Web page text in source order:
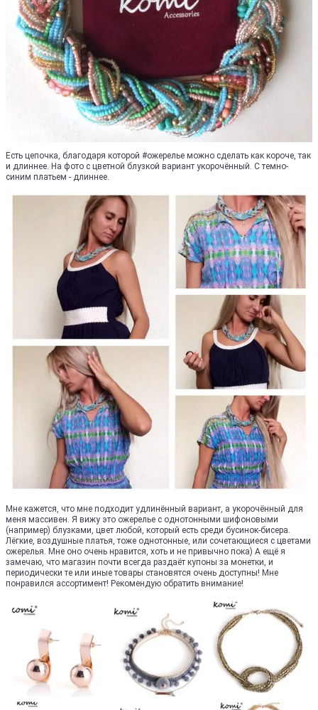
Есть цепочка, благодаря которой #ожерелье можно сделать как короче, так
и длиннее. На фото с цветной блузкой вариант укорочённый. С темно-
синим платьем - длиннее.
Мне кажется, что мне подходит удлинённый вариант, а укорочённый для
меня массивен. Я вижу это ожерелье с однотонными шифоновыми
(например) блузками, цвет любой, который есть среди бусинок-бисера.
Лёгкие, воздушные платья, тоже однотонные, или сочетающиеся с цветами
ожерелья. Мне оно очень нравится, хоть и не привычно пока) А ещё я
замечаю, что магазин почти всегда раздаёт купоны за монетки, и
периодически те или иные товары становятся очень доступны! Мне
понравился ассортимент! Рекомендую обратить внимание!